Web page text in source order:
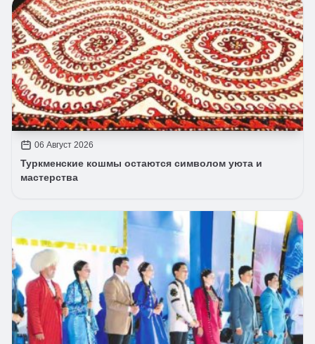
06 Август 2026
Туркменские кошмы остаются символом уюта и
мастерства